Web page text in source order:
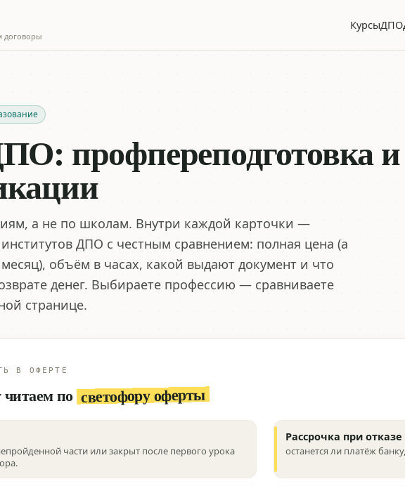
договоры
КурсыДПО
профпереподготовка
а не по школам. Внутри каждой карточки —
ДПО с честным сравнением: полная цена (а
объём в часах, какой выдают документ и что
денег. Выбираете профессию — сравниваете
странице.
В ОФЕРТЕ
посветофору оферты
части или закрыт после первого урока
Рассрочка при отказе
останется ли платёж